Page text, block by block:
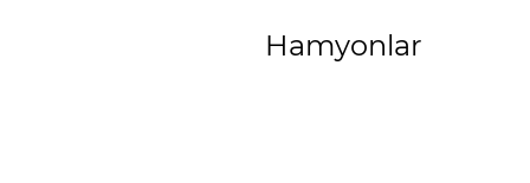
Hamyonlar